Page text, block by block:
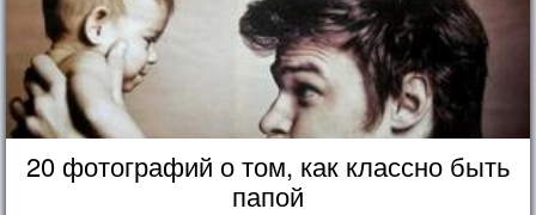
20 фотографий о том, как классно быть
папой